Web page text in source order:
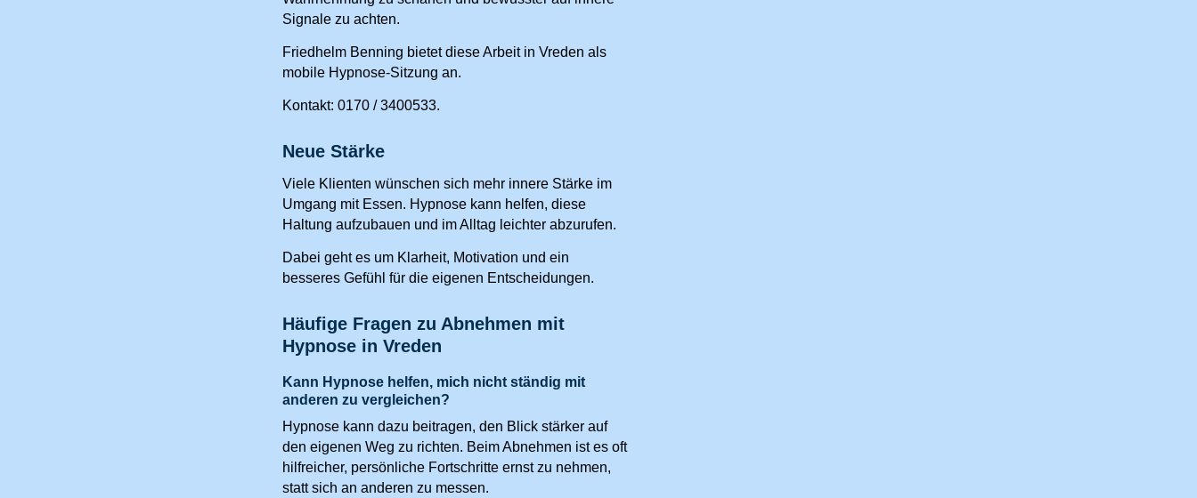
Signale zu achten.
Friedhelm Benning bietet diese Arbeit in Vreden als
mobile Hypnose-Sitzung an.
Kontakt: 0170 / 3400533.
Neue Stärke
Viele Klienten wünschen sich mehr innere Stärke im
Umgang mit Essen. Hypnose kann helfen, diese
Haltung aufzubauen und im Alltag leichter abzurufen.
Dabei geht es um Klarheit, Motivation und ein
besseres Gefühl für die eigenen Entscheidungen.
Häufige Fragen zu Abnehmen mit
Hypnose in Vreden
Kann Hypnose helfen, mich nicht ständig mit
anderen zu vergleichen?
Hypnose kann dazu beitragen, den Blick stärker auf
den eigenen Weg zu richten. Beim Abnehmen ist es oft
hilfreicher, persönliche Fortschritte ernst zu nehmen,
statt sich an anderen zu messen.